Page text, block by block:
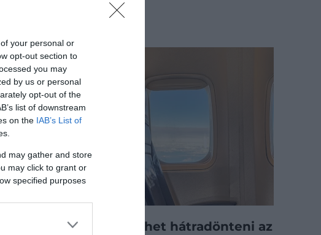
your personal or
opt-out section to
you may
by us or personal
opt-out of the
list of downstream
on the IAB’s List of
may gather and store
may click to grant or
specified purposes
olyan
Ezért nem lehet hátradönteni az